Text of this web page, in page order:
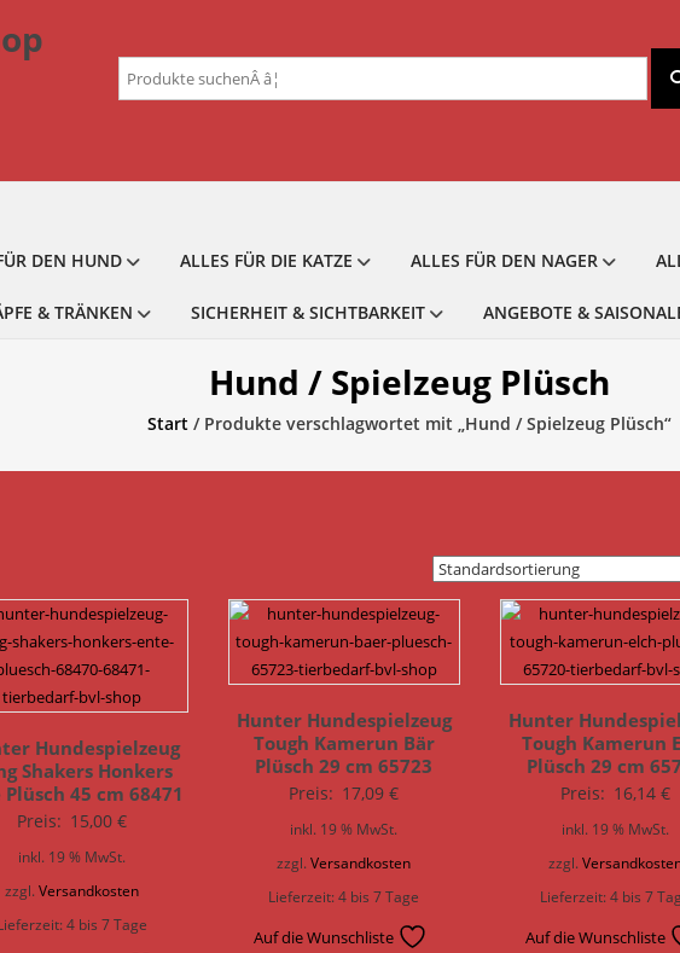
Suchen
nach:
DEN HUND ALLES FÜR DIE KATZE ALLES FÜR DEN NAGER
& TRÄNKEN SICHERHEIT & SICHTBARKEIT ANGEBOTE &
Hund / Spielzeug Plüsch
Start / Produkte verschlagwortet mit „Hund / Spielzeug Plüsch“
Hundespielzeug
Shakers Honkers
Plüsch 45 cm 68471
Preis: 15,00€
inkl. 19 % MwSt.
zzgl.Versandkosten
4 bis 7 Tage
Hunter Hundespielzeug
Tough Kamerun Bär
Plüsch 29 cm 65723
Preis: 17,09€
inkl. 19 % MwSt.
zzgl.Versandkosten
Lieferzeit:4 bis 7 Tage
Auf die Wunschliste
Hunter
Tough Kamerun
Plüsch 29 cm
Preis: 16,14€
inkl. 19 % MwSt.
zzgl.
Lieferzeit:4 bis 7
Auf die Wunschliste